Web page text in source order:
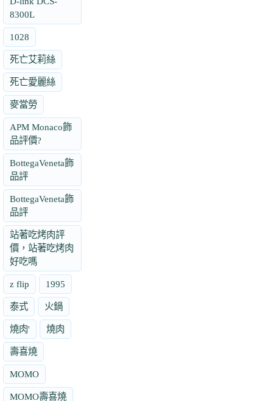
8300L
1028
死亡艾莉絲
死亡愛麗絲
麥當勞
APM Monaco飾
品評價?
BottegaVeneta飾
品評
BottegaVeneta飾
品評
站著吃烤肉評
價，站著吃烤肉
好吃嗎
z flip 1995
泰式 火鍋
燒肉' 燒肉
壽喜燒
MOMO
MOMO壽喜燒